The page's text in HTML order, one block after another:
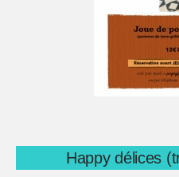
Happy délices